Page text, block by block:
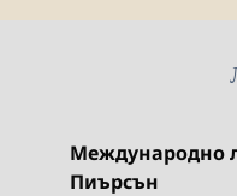
Международно
Пиърсън